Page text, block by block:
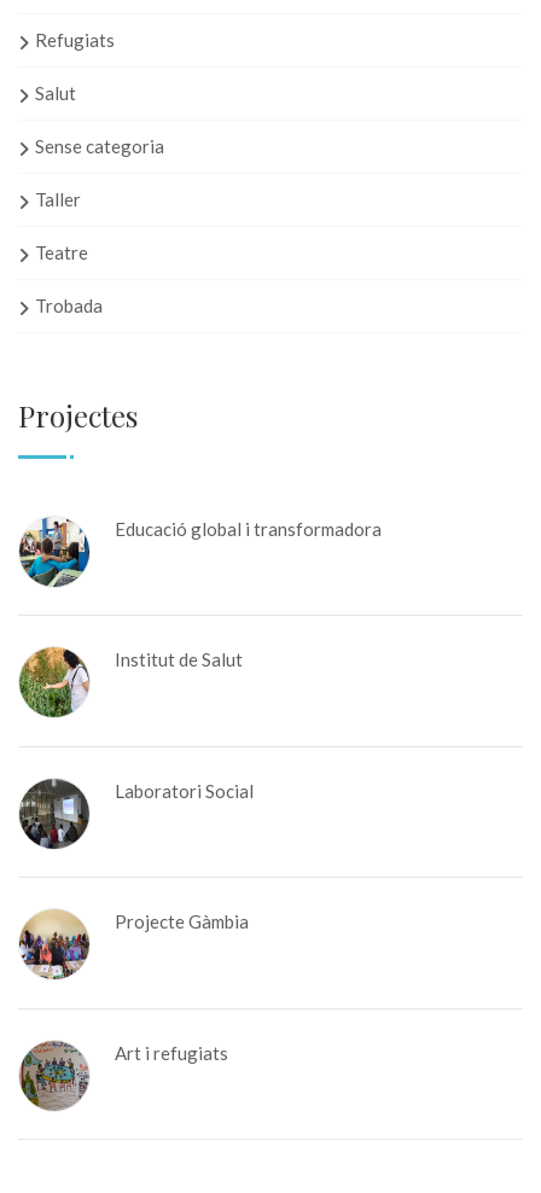
Refugiats
Salut
Sense categoria
Taller
Teatre
Trobada
Projectes
Educació global i transformadora
Institut de Salut
Laboratori Social
Projecte Gàmbia
Art i refugiats